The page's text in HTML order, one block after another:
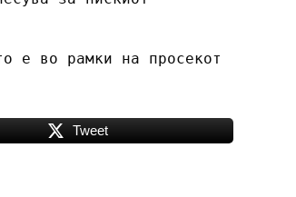
е во рамки на просекот
Tweet